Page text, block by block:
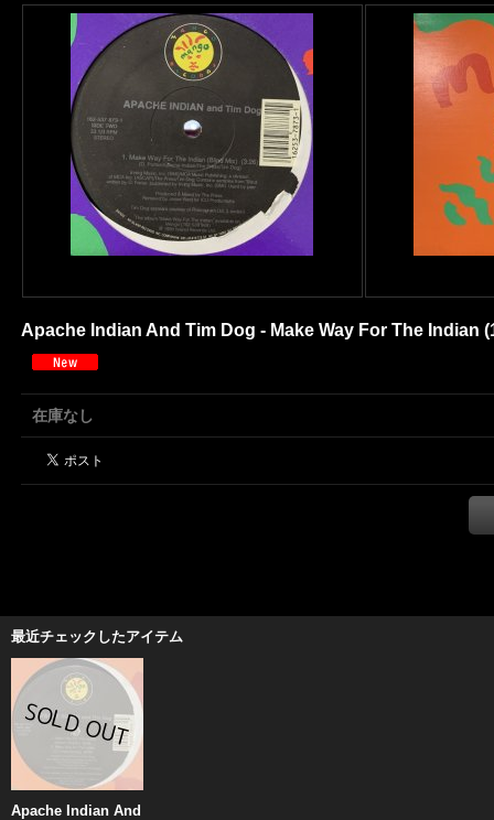
Apache Indian And Tim Dog - Make Way For The Indian
在庫なし
最近チェックしたアイテム
Apache Indian And